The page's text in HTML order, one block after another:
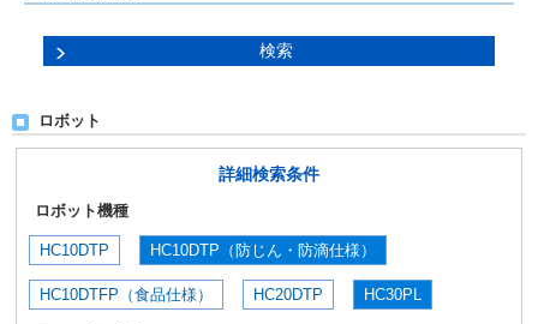
ロボット
詳細検索条件
ロボット機種
HC10DTP HC10DTP（防じん・防滴仕様）
HC10DTFP（食品仕様） HC20DTP HC30PL